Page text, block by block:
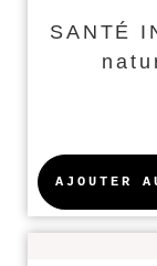
SANTÉ
AJOUTER